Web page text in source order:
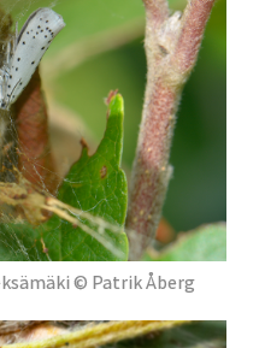
© Patrik Åberg